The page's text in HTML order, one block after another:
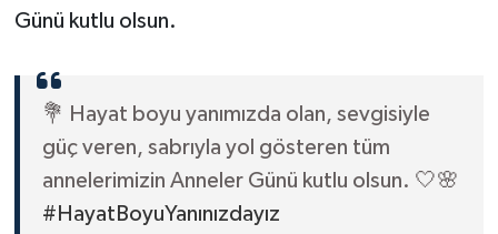
Günü kutlu olsun.
💐 Hayat boyu yanımızda olan, sevgisiyle
güç veren, sabrıyla yol gösteren tüm
annelerimizin Anneler Günü kutlu olsun. 🤍🌸
#HayatBoyuYanınızdayız